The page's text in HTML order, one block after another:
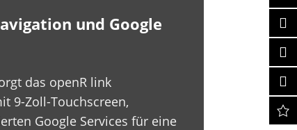
und Google
das openR link
9-Zoll-Touchscreen,
Google Services für eine